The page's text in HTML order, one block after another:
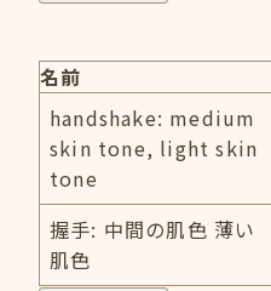
名前
handshake: medium
skin tone, light skin
tone
握手: 中間の肌色 薄い
肌色